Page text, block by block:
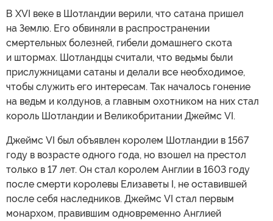
В XVI веке в Шотландии верили, что сатана пришел
на Землю. Его обвиняли в распространении
смертельных болезней, гибели домашнего скота
и штормах. Шотландцы считали, что ведьмы были
прислужницами сатаны и делали все необходимое,
чтобы служить его интересам. Так началось гонение
на ведьм и колдунов, а главным охотником на них стал
король Шотландии и Великобритании Джеймс VI.
Джеймс VI был объявлен королем Шотландии в 1567
году в возрасте одного года, но взошел на престол
только в 17 лет. Он стал королем Англии в 1603 году
после смерти королевы Елизаветы I, не оставившей
после себя наследников. Джеймс VI стал первым
монархом, правившим одновременно Англией